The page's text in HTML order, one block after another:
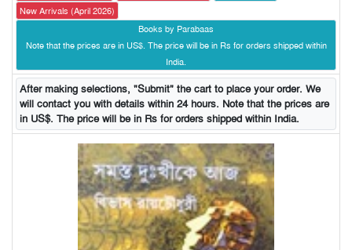
New Arrivals (April 2026)
Books by Parabaas
Note that the prices are in US$. The price will be in Rs for orders shipped within
India.
After making selections, "Submit" the cart to place your order. We
will contact you with details within 24 hours. Note that the prices are
in US$. The price will be in Rs for orders shipped within India.